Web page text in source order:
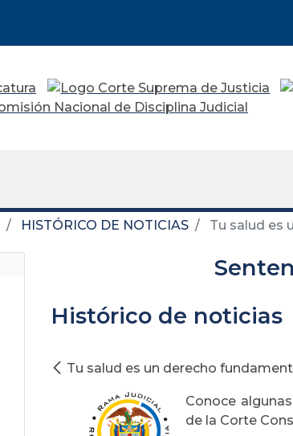
HISTÓRICO DE NOTICIAS Tu salud es
Histórico de noticias
Tu salud es un derecho
Conoce
de la Corte